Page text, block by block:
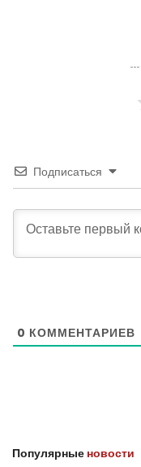
Подписаться
0 КОММЕНТАРИЕВ
Популярные новости